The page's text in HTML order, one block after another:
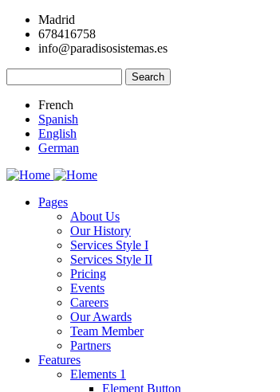
Skip
main
Madrid
678416758
info@paradisosistemas.es
French
Spanish
English
German
navigation
Pages
About Us
Our History
Services Style I
Services Style II
Pricing
Events
Careers
Our Awards
Team Member
Partners
Features
Elements 1
Element Button